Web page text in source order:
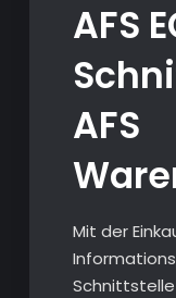
AFS
AFS
Mit der